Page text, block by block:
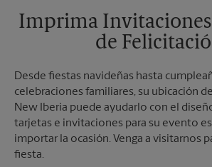
Imprima Invitaciones
de
Desde fiestas navideñas hasta
celebraciones familiares, su ubicación
New Iberia puede ayudarlo con el
tarjetas e invitaciones para su evento
importar la ocasión. Venga a visitarnos
fiesta.